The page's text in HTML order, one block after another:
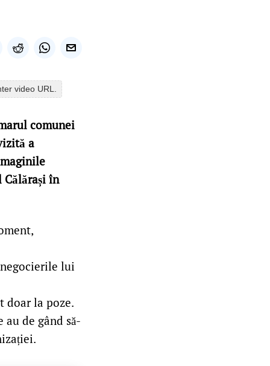
video URL.
comunei
a
în
lui
doar la poze.
de gând să-